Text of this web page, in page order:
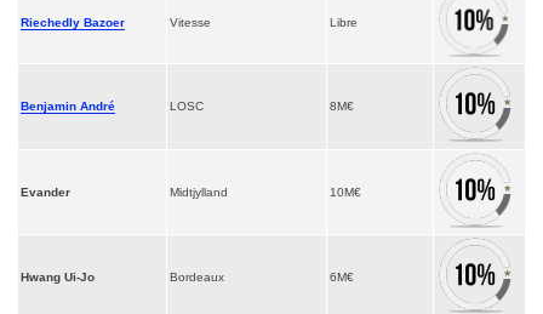
Riechedly Bazoer Vitesse Libre
Benjamin André LOSC 8M€
Evander Midtjylland 10M€
Hwang Ui-Jo Bordeaux 6M€